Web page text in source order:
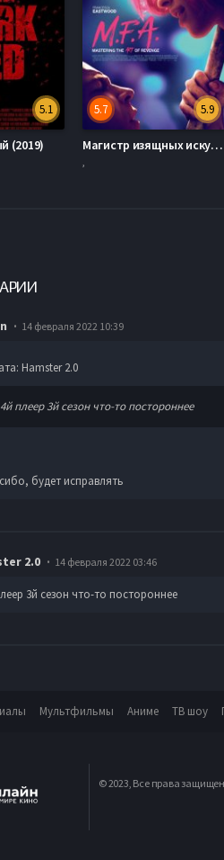
5.1
(2019)
5.9
5.7
Магистр изящных искусств (2017)
,
14 февраля 2022 10:39
Hamster 2.0
4й плеер 3й сезон что-то постороннее
будет исправлять
2.0 14 февраля 2022 03:46
3й сезон что-то постороннее
Мультфильмы Аниме ТВ шоу
© 2023, Все права